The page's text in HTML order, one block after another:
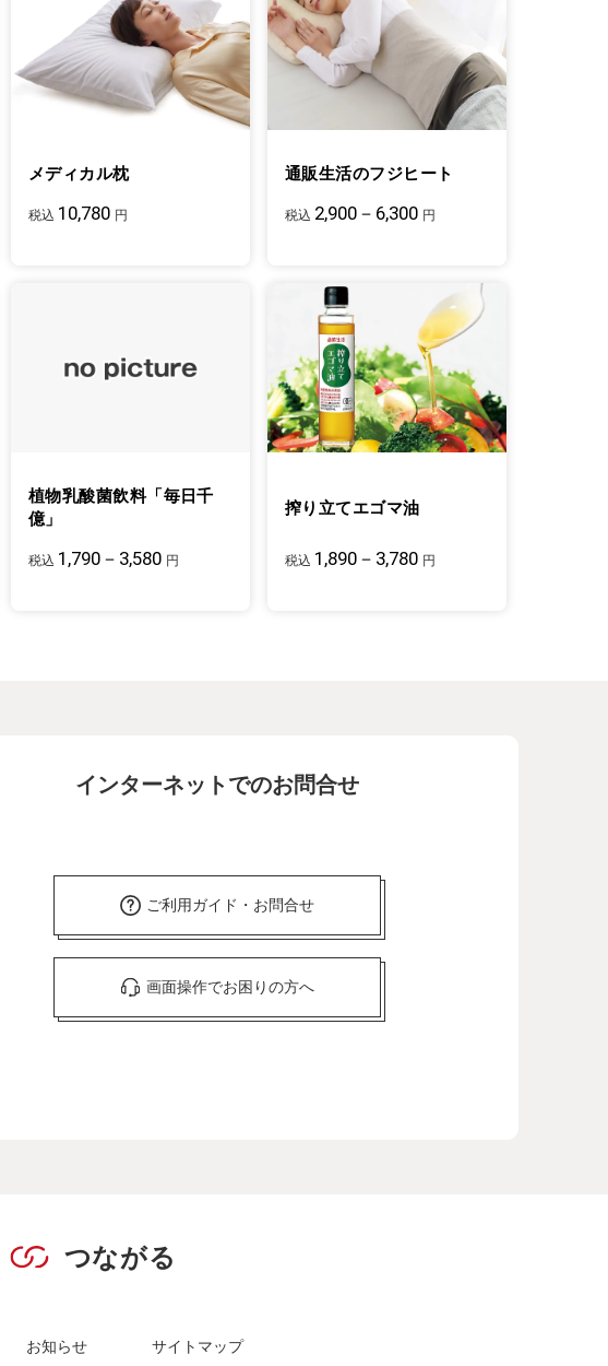
メディカル枕
税込 10,780 円
通販生活のフジヒート
税込 2,900－6,300 円
植物乳酸菌飲料「毎日千
億」
税込 1,790－3,580 円
搾り立てエゴマ油
税込 1,890－3,780 円
インターネットでのお問合せ
ご利用ガイド・お問合せ
画面操作でお困りの方へ
つながる
お知らせ サイトマップ